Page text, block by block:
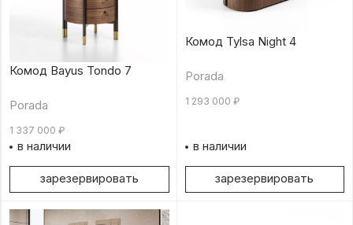
Комод Bayus Tondo 7
Porada
1 337 000 ₽
в наличии
зарезервировать
Комод Tylsa Night 4
Porada
1 293 000 ₽
в наличии
зарезервировать